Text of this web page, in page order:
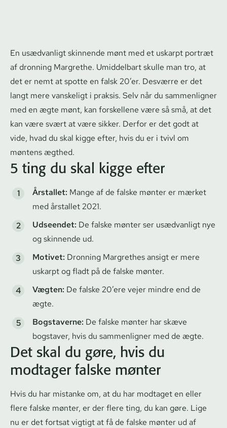
En usædvanligt skinnende mønt med et uskarpt portræt
af dronning Margrethe. Umiddelbart skulle man tro, at
det er nemt at spotte en falsk 20’er. Desværre er det
langt mere vanskeligt i praksis. Selv når du sammenligner
med en ægte mønt, kan forskellene være så små, at det
kan være svært at være sikker. Derfor er det godt at
vide, hvad du skal kigge efter, hvis du er i tvivl om
møntens ægthed.
5 ting du skal kigge efter
Årstallet: Mange af de falske mønter er mærket
med årstallet 2021.
Udseendet: De falske mønter ser usædvanligt nye
og skinnende ud.
Motivet: Dronning Margrethes ansigt er mere
uskarpt og fladt på de falske mønter.
Vægten: De falske 20’ere vejer mindre end de
ægte.
Bogstaverne: De falske mønter har skæve
bogstaver, hvis du sammenligner med de ægte.
Det skal du gøre, hvis du
modtager falske mønter
Hvis du har mistanke om, at du har modtaget en eller
flere falske mønter, er der flere ting, du kan gøre. Lige
nu er det fortsat vigtigt at få de falske mønter ud af